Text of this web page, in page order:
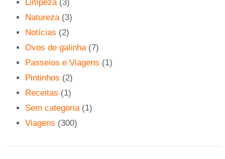
Limpeza(3)
Natureza(3)
Notícias (2)
Ovos de galinha(7)
Passeios e Viagens (1)
Pintinhos (2)
Receitas (1)
Sem categoria(1)
Viagens (300)